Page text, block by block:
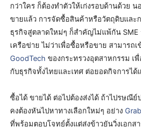
กว่าใคร ก็ต้องทำตัวให้เก่งรอบด้านด้วย น
ขายแล้ว การจัดซื้อสินค้าหรือวัตถุดิบและ
ธุรกิจสู่ตลาดใหม่ๆ ก็สำคัญไม่แพ้กัน
เครือข่าย ไม่ว่าเพื่อซื้อหรือขาย สามารถ
GoodTech ของกระทรวงอุตสาหกรรม เ
กับธุรกิจทั้งไทยและเทศ ต่อยอดกิจการไ
ซื้อได้ ขายได้ ต่อไปต้องส่งได้ ถ้าไปรษณีย์
คงต้องหันไปหาทางเลือกใหม่ๆ อย่าง
ที่พร้อมตอบโจทย์ตั้งแต่ส่งข้าวยันวิ่งเอกสา